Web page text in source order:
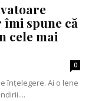
spune că
cele mai
0
înțelegere. Ai o lene